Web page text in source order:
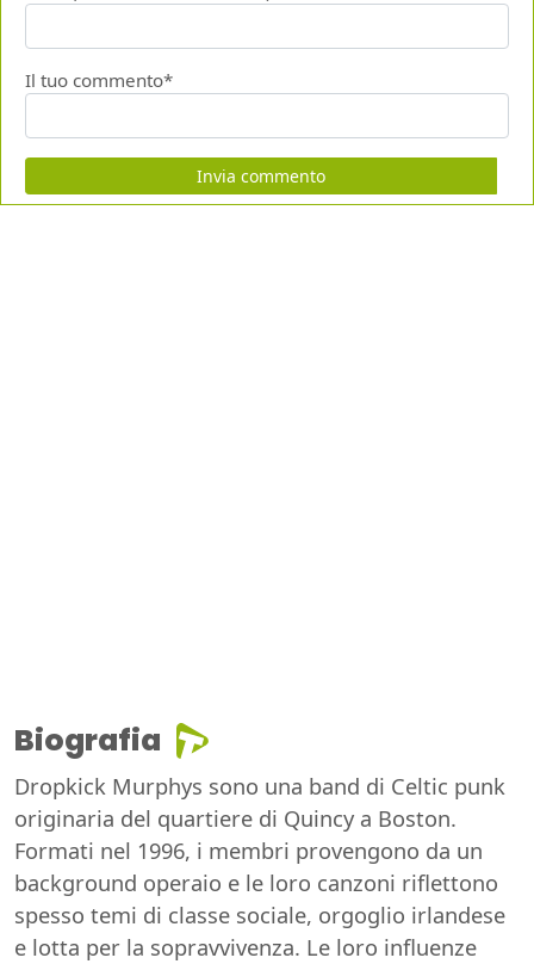
Il tuo commento*
Invia commento
Biografia
Dropkick Murphys sono una band di Celtic punk
originaria del quartiere di Quincy a Boston.
Formati nel 1996, i membri provengono da un
background operaio e le loro canzoni riflettono
spesso temi di classe sociale, orgoglio irlandese
e lotta per la sopravvivenza. Le loro influenze